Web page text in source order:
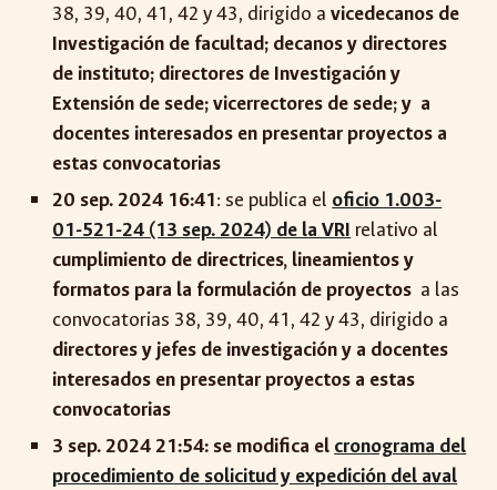
38, 39, 40, 41, 42 y 43, dirigido avicedecanos de
Investigación de facultad; decanos y directores
de instituto; directores de Investigación y
Extensión de sede; vicerrectores de sede; y a
docentes interesados en presentar proyectos a
estas convocatorias
20 sep. 2024 16:41: se publica el oficio 1.003-
01-521-24 (13 sep. 2024) de la VRI relativo al
cumplimiento de directrices, lineamientos y
formatos para la formulación de proyectos a las
convocatorias 38, 39, 40, 41, 42 y 43, dirigido a
directores y jefes de investigación y a docentes
interesados en presentar proyectos a estas
convocatorias
3 sep. 2024 21:54: se modifica el cronograma del
procedimiento de solicitud y expedición del aval